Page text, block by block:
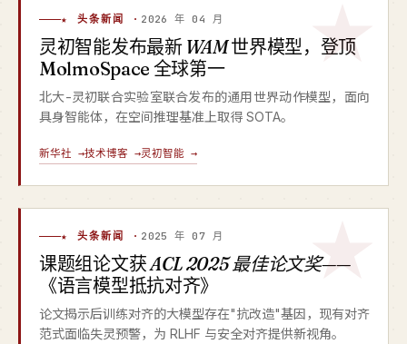
★ 头条新闻 · 2026 年 04 月
灵初智能发布最新 WAM世界模型，登顶
MolmoSpace 全球第一
北大-灵初联合实验室联合发布的通用世界动作模型，面向
具身智能体，在空间推理基准上取得 SOTA。
新华社 →技术博客 →灵初智能 →
★ 头条新闻 · 2025 年 07 月
课题组论文获ACL 2025 最佳论文奖——
《语言模型抵抗对齐》
论文揭示后训练对齐的大模型存在"抗改造"基因，现有对齐
范式面临失灵预警，为 RLHF 与安全对齐提供新视角。